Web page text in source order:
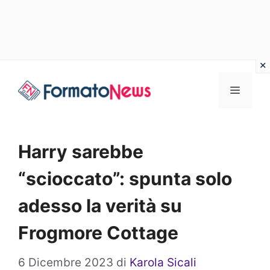
Menu
Harry sarebbe
“scioccato”: spunta solo
adesso la verità su
Frogmore Cottage
6 Dicembre 2023 di Karola Sicali